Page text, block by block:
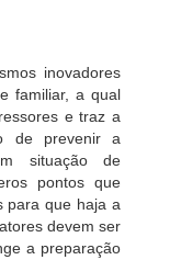
inovadores
familiar, a qual
e traz a
de prevenir a
situação de
pontos que
para que haja a
devem ser
a preparação